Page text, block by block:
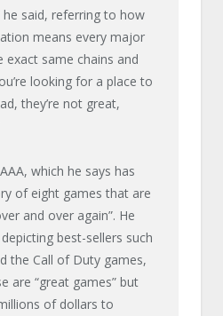
he said, referring to how
means every major
exact same chains and
looking for a place to
they’re not great,
which he says has
of eight games that are
and over again”. He
best-sellers such
the Call of Duty games,
are “great games” but
of dollars to